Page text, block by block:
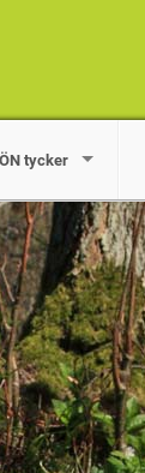
ÖN tycker